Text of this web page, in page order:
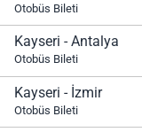
Otobüs Bileti
Kayseri - Antalya
Otobüs Bileti
Kayseri - İzmir
Otobüs Bileti